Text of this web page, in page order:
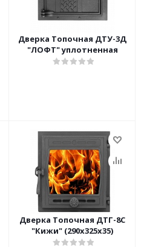
Дверка Топочная ДТУ-3Д
"ЛОФТ" уплотненная
Дверка Топочная ДТГ-8С
"Кижи" (290х325х35)